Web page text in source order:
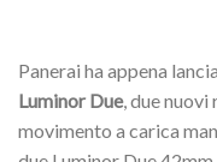
Panerai ha appena
Luminor Due, due nuovi
movimento a carica